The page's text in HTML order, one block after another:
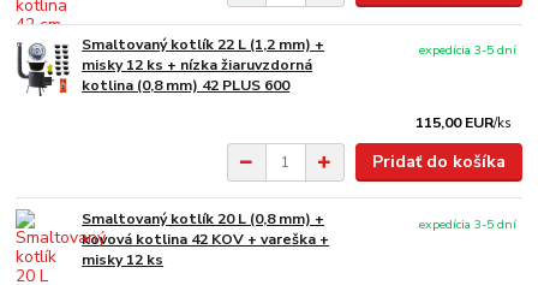
Smaltovaný kotlík 22 L (1,2 mm) +
misky 12 ks + nízka žiaruvzdorná
kotlina (0,8 mm) 42 PLUS 600
115,00 EUR/ks
expedícia 3-5 dní
Pridať do košíka
Smaltovaný kotlík 20 L (0,8 mm) +
kovová kotlina 42 KOV + vareška +
misky 12 ks
expedícia 3-5 dní